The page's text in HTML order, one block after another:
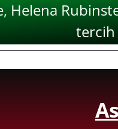
Helena